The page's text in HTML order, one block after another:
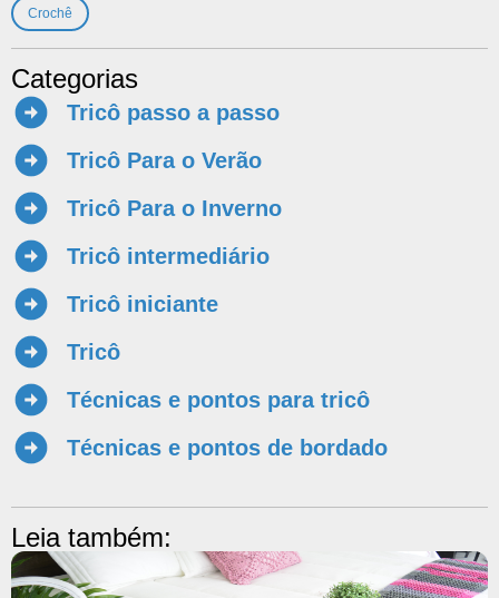
Crochê
Categorias
Tricô passo a passo
Tricô Para o Verão
Tricô Para o Inverno
Tricô intermediário
Tricô iniciante
Tricô
Técnicas e pontos para tricô
Técnicas e pontos de bordado
Leia também: